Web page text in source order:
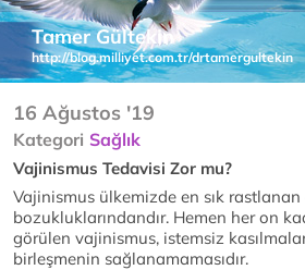
Tamer Gültekin
http://blog.milliyet.com.tr/drtamergultekin
16 Ağustos '19
Kategori Sağlık
Vajinismus Tedavisi Zor mu?
Vajinismus ülkemizde en sık
bozukluklarındandır. Hemen her on
görülen vajinismus, istemsiz
birleşmenin sağlanamamasıdır.